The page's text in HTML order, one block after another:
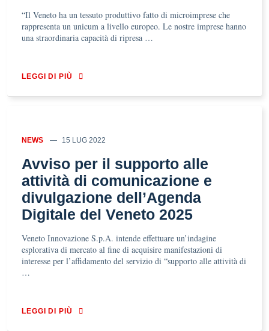
“Il Veneto ha un tessuto produttivo fatto di microimprese che
rappresenta un unicum a livello europeo. Le nostre imprese hanno
una straordinaria capacità di ripresa …
LEGGI DI PIÙ
NEWS 15 LUG 2022
Avviso per il supporto alle
attività di comunicazione e
divulgazione dell’Agenda
Digitale del Veneto 2025
Veneto Innovazione S.p.A. intende effettuare un’indagine
esplorativa di mercato al fine di acquisire manifestazioni di
interesse per l’affidamento del servizio di “supporto alle attività di
…
LEGGI DI PIÙ